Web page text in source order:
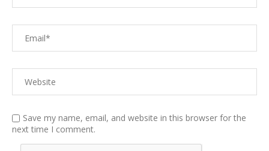
Save my name, email, and website in this browser for the
next time I comment.